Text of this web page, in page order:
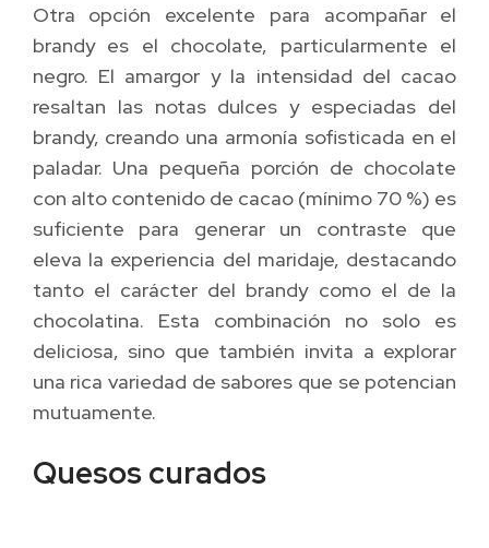
Otra opción excelente para acompañar el
brandy es el chocolate, particularmente el
negro. El amargor y la intensidad del cacao
resaltan las notas dulces y especiadas del
brandy, creando una armonía sofisticada en el
paladar. Una pequeña porción de chocolate
con alto contenido de cacao (mínimo 70 %) es
suficiente para generar un contraste que
eleva la experiencia del maridaje, destacando
tanto el carácter del brandy como el de la
chocolatina. Esta combinación no solo es
deliciosa, sino que también invita a explorar
una rica variedad de sabores que se potencian
mutuamente.
Quesos curados